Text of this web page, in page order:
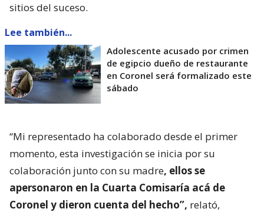
sitios del suceso.
Lee también...
Adolescente acusado por crimen
de egipcio dueño de restaurante
en Coronel será formalizado este
sábado
“Mi representado ha colaborado desde el primer
momento, esta investigación se inicia por su
colaboración junto con su madre, ellos se
apersonaron en la Cuarta Comisaría acá de
Coronel y dieron cuenta del hecho”, relató,